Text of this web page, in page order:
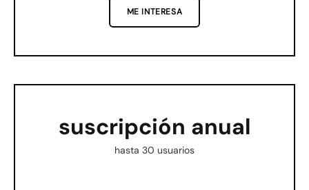
ME INTERESA
suscripción anual
hasta 30 usuarios